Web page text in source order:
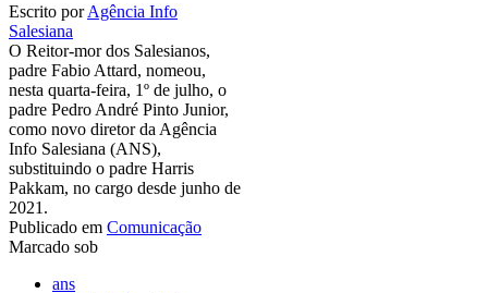
Escrito porAgência Info
Salesiana
O Reitor-mor dos Salesianos,
padre Fabio Attard, nomeou,
nesta quarta-feira, 1º de julho, o
padre Pedro André Pinto Junior,
como novo diretor da Agência
Info Salesiana (ANS),
substituindo o padre Harris
Pakkam, no cargo desde junho de
2021.
Publicado em Comunicação
Marcado sob
ans